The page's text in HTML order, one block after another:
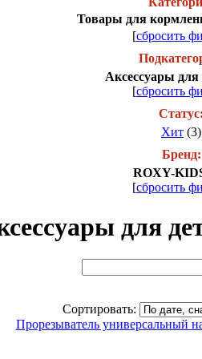
Товары для
[сбросить
Аксессуары для
[сбросить
Статус:
Хит (3)
Бренд:
ROXY-
[сбросить
для
Сортировать:
Прорезыватель универсальный